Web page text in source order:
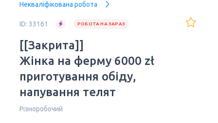
Некваліфікована робота
ID: 33161 РОБОТА НА ЗАРАЗ
[[Закрита]]
Жінка на ферму 6000 zł
приготування обіду,
напування телят
Різноробочий